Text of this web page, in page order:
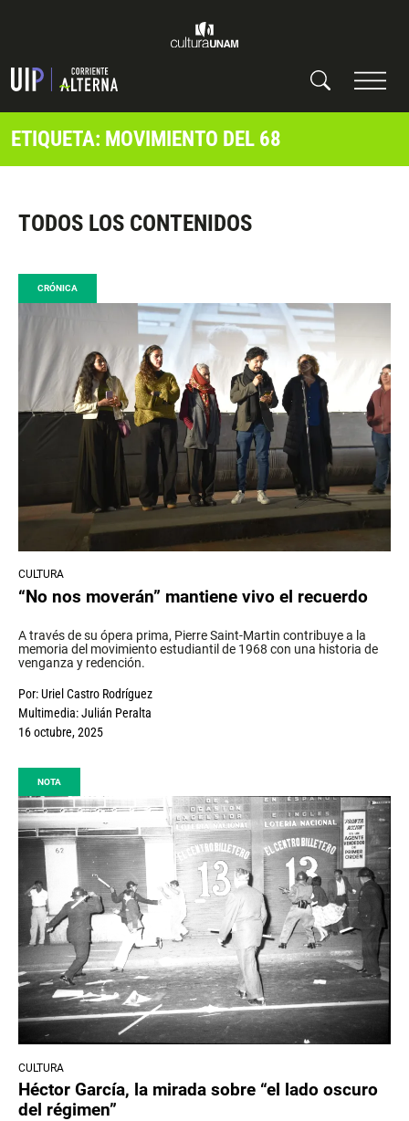
ETIQUETA: MOVIMIENTO DEL 68
TODOS LOS CONTENIDOS
CRÓNICA
CULTURA
“No nos moverán” mantiene vivo el recuerdo
A través de su ópera prima, Pierre Saint-Martin contribuye a la
memoria del movimiento estudiantil de 1968 con una historia de
venganza y redención.
Por:Uriel Castro Rodríguez
Multimedia:Julián Peralta
16 octubre, 2025
NOTA
CULTURA
Héctor García, la mirada sobre “el lado oscuro
del régimen”